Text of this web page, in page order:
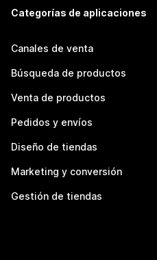
Categorías de aplicaciones
Canales de venta
Búsqueda de productos
Venta de productos
Pedidos y envíos
Diseño de tiendas
Marketing y conversión
Gestión de tiendas